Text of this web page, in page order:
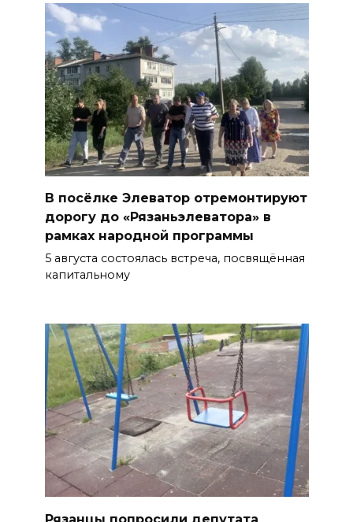
В посёлке Элеватор отремонтируют
дорогу до «Рязаньэлеватора» в
рамках народной программы
5 августа состоялась встреча, посвящённая
капитальному
Рязанцы попросили депутата